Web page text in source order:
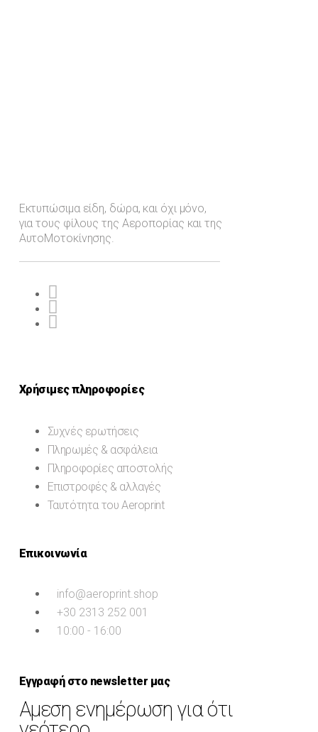
Εκτυπώσιμα είδη, δώρα, και όχι μόνο,
για τους φίλους της Αεροπορίας και της
ΑυτοΜοτοκίνησης.
Χρήσιμες πληροφορίες
Συχνές ερωτήσεις
Πληρωμές & ασφάλεια
Πληροφορίες αποστολής
Επιστροφές & αλλαγές
Ταυτότητα του Aeroprint
Επικοινωνία
info@aeroprint.shop
+30 2313 252 001
10:00 - 16:00
Εγγραφή στο newsletter μας
Αμεση ενημέρωση για ότι